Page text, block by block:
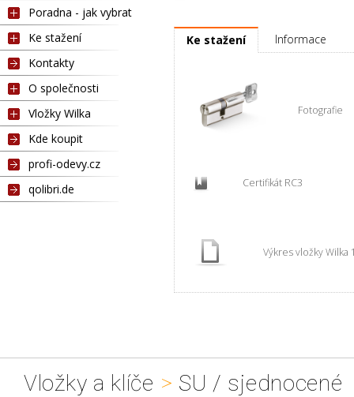
Poradna - jak vybrat
Ke stažení
Kontakty
O společnosti
Vložky Wilka
Kde koupit
profi-odevy.cz
qolibri.de
Ke stažení Informace
Fotografie
Certifikát RC3
Výkres vložky Wilka
Vložky a klíče > SU / sjednocené